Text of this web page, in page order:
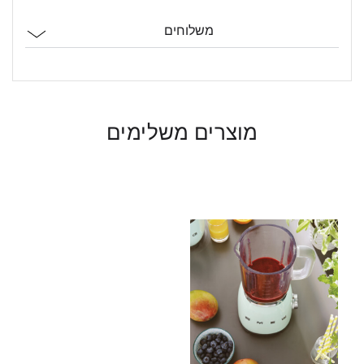
משלוחים
מוצרים משלימים